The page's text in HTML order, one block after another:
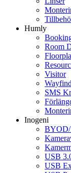
Humly
Room
Visitor
SMS
Inogeni
USB
USB